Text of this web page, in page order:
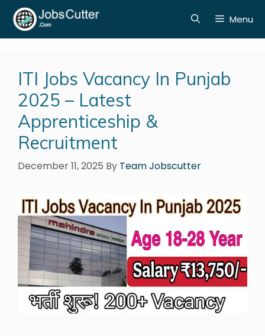
Menu
ITI Jobs Vacancy In Punjab
2025 – Latest
Apprenticeship &
Recruitment
December 11, 2025 By Team Jobscutter